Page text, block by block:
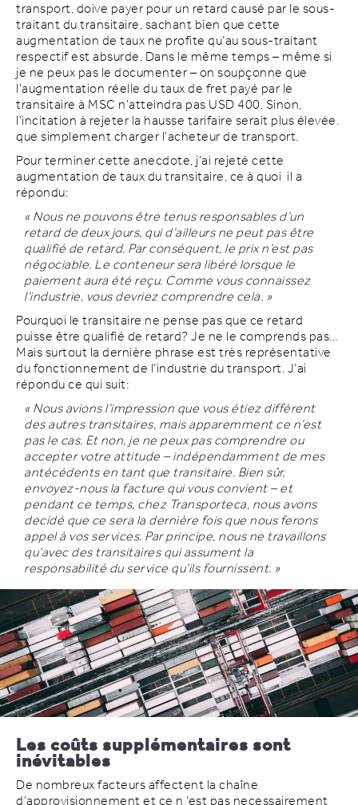
transport, doive payer pour un retard causé par le sous-
traitant du transitaire, sachant bien que cette
augmentation de taux ne profite qu’au sous-traitant
respectif est absurde. Dans le même temps – même si
je ne peux pas le documenter – on soupçonne que
l’augmentation réelle du taux de fret payé par le
transitaire àMSCn’atteindra pas USD 400. Sinon,
l’incitation à rejeter la hausse tarifaire serait plus élevée.
que simplement charger l’acheteur de transport.
Pour terminer cette anecdote, j’ai rejeté cette
augmentation de taux du transitaire, ce à quoi il a
répondu:
« Nous ne pouvons être tenus responsables d’un
retard de deux jours, qui d’ailleurs ne peut pas être
qualifié de retard. Par conséquent, le prix n’est pas
négociable. Le conteneur sera libéré lorsque le
paiement aura été reçu. Comme vous connaissez
l’industrie, vous devriez comprendre cela. »
Pourquoi le transitaire ne pense pas que ce retard
puisse être qualifié de retard? Je ne le comprends pas…
Mais surtout la dernière phrase est très représentative
du fonctionnement de l’industrie du transport. J’ai
répondu ce qui suit:
« Nous avions l’impression que vous étiez différent
des autres transitaires, mais apparemment ce n’est
pas le cas. Et non, je ne peux pas comprendre ou
accepter votre attitude – indépendamment de mes
antécédents en tant que transitaire. Bien sûr,
envoyez-nous la facture qui vous convient – et
pendant ce temps, chez Transporteca, nous avons
decidé que ce sera la dernière fois que nous ferons
appel à vos services. Par principe, nous ne travaillons
qu’avec des transitaires qui assument la
responsabilité du service qu’ils fournissent. »
Les coûts supplémentaires sont
inévitables
De nombreux facteurs affectent la chaîne